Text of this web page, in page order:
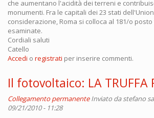
che aumentano l'acidità dei terreni e
monumenti. Fra le capitali dei 23 stati
considerazione, Roma si colloca al 181/o posto
esaminate.
Cordiali saluti
Catello
Accedi o registrati per inserire commenti.
Il fotovoltaico: LA TRUFFA
Collegamento permanente Inviato da stefano
09/21/2010 - 11:28